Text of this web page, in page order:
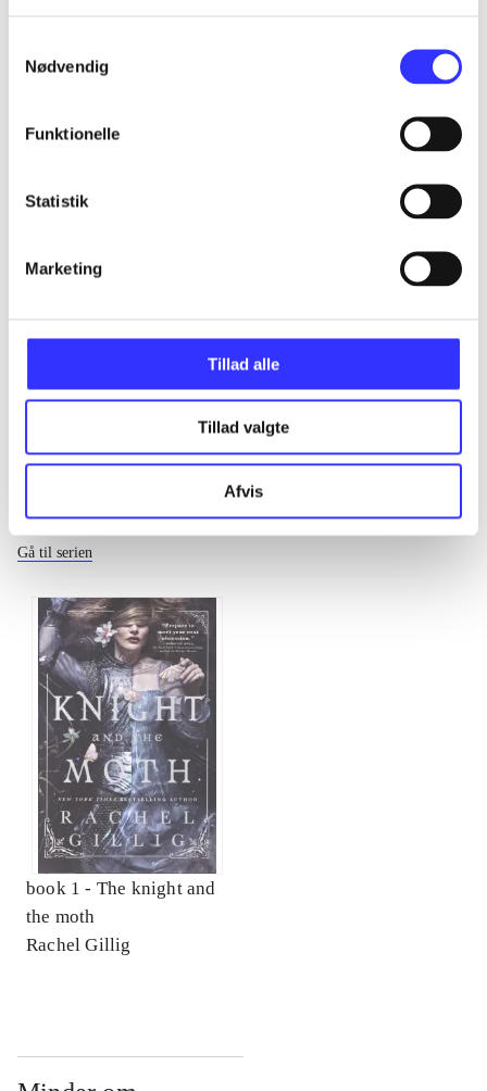
Nødvendig
Funktionelle
Statistik
Marketing
Tillad alle
Tillad valgte
Afvis
...
...
...
...
...
The Stonewater Kingdom
Gå til serien
book 1 - The knight and
the moth
Rachel Gillig